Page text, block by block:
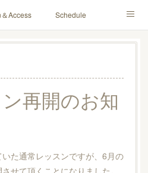
Access Schedule
Contact
再開のお知
た通常レッスンですが、6月の
せて頂くことになりました。